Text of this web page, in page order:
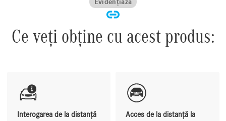
Evidențiază
Ce veți obține cu acest produs:
Interogarea de la distanță
Acces de la distanță la